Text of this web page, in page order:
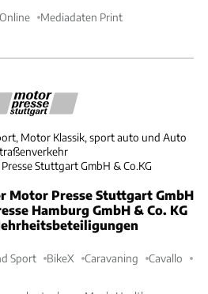
Mediadaten Print
Motor Klassik, sport auto und Auto
Stuttgart GmbH & Co.KG
Motor Presse Stuttgart GmbH
Hamburg GmbH & Co. KG
Sport BikeX Caravaning Cavallo